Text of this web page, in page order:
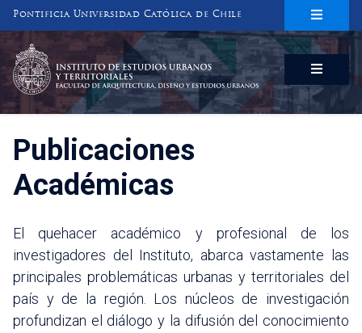
Pontificia Universidad Católica de Chile
INSTITUTO DE ESTUDIOS URBANOS
Y TERRITORIALES
FACULTAD DE ARQUITECTURA, DISEÑO Y ESTUDIOS URBANOS
Publicaciones
Académicas
El quehacer académico y profesional de los
investigadores del Instituto, abarca vastamente las
principales problemáticas urbanas y territoriales del
país y de la región. Los núcleos de investigación
profundizan el diálogo y la difusión del conocimiento